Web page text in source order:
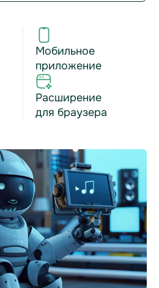
Мобильное
приложение
Расширение
для браузера